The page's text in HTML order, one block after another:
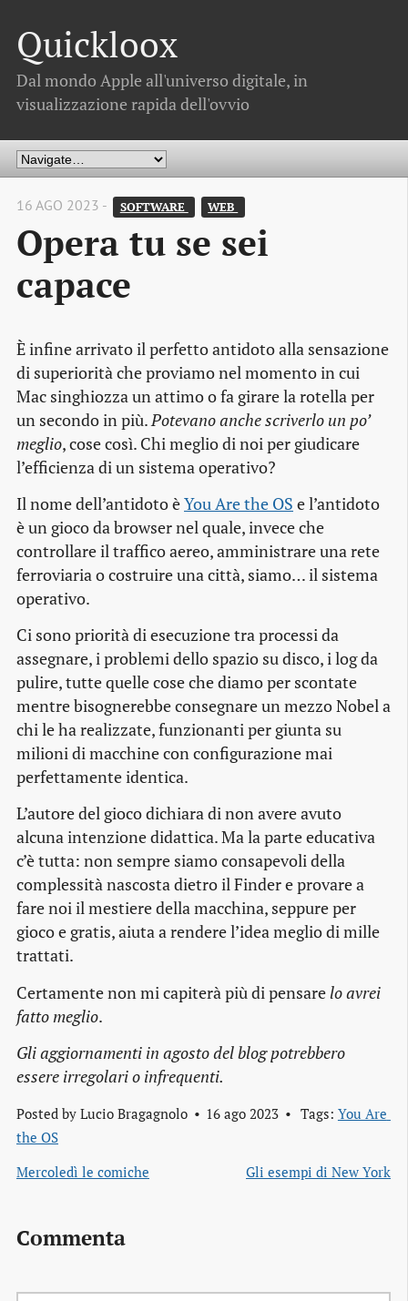
Quickloox
Dal mondo Apple all'universo digitale, in
visualizzazione rapida dell'ovvio
16 AGO 2023 - SOFTWARE WEB
Opera tu se sei
capace
È infine arrivato il perfetto antidoto alla sensazione
di superiorità che proviamo nel momento in cui
Mac singhiozza un attimo o fa girare la rotella per
un secondo in più.Potevano anche scriverlo un po’
meglio, cose così. Chi meglio di noi per giudicare
l’efficienza di un sistema operativo?
Il nome dell’antidoto èYou Are the OS e l’antidoto
è un gioco da browser nel quale, invece che
controllare il traffico aereo, amministrare una rete
ferroviaria o costruire una città, siamo… il sistema
operativo.
Ci sono priorità di esecuzione tra processi da
assegnare, i problemi dello spazio su disco, i log da
pulire, tutte quelle cose che diamo per scontate
mentre bisognerebbe consegnare un mezzo Nobel a
chi le ha realizzate, funzionanti per giunta su
milioni di macchine con configurazione mai
perfettamente identica.
L’autore del gioco dichiara di non avere avuto
alcuna intenzione didattica. Ma la parte educativa
c’è tutta: non sempre siamo consapevoli della
complessità nascosta dietro il Finder e provare a
fare noi il mestiere della macchina, seppure per
gioco e gratis, aiuta a rendere l’idea meglio di mille
trattati.
Certamente non mi capiterà più di pensarelo avrei
fatto meglio.
Gli aggiornamenti in agosto del blog potrebbero
essere irregolari o infrequenti.
Posted by Lucio Bragagnolo 16 ago 2023 Tags: You Are
the OS
Mercoledì le comiche
Gli esempi di New York
Commenta